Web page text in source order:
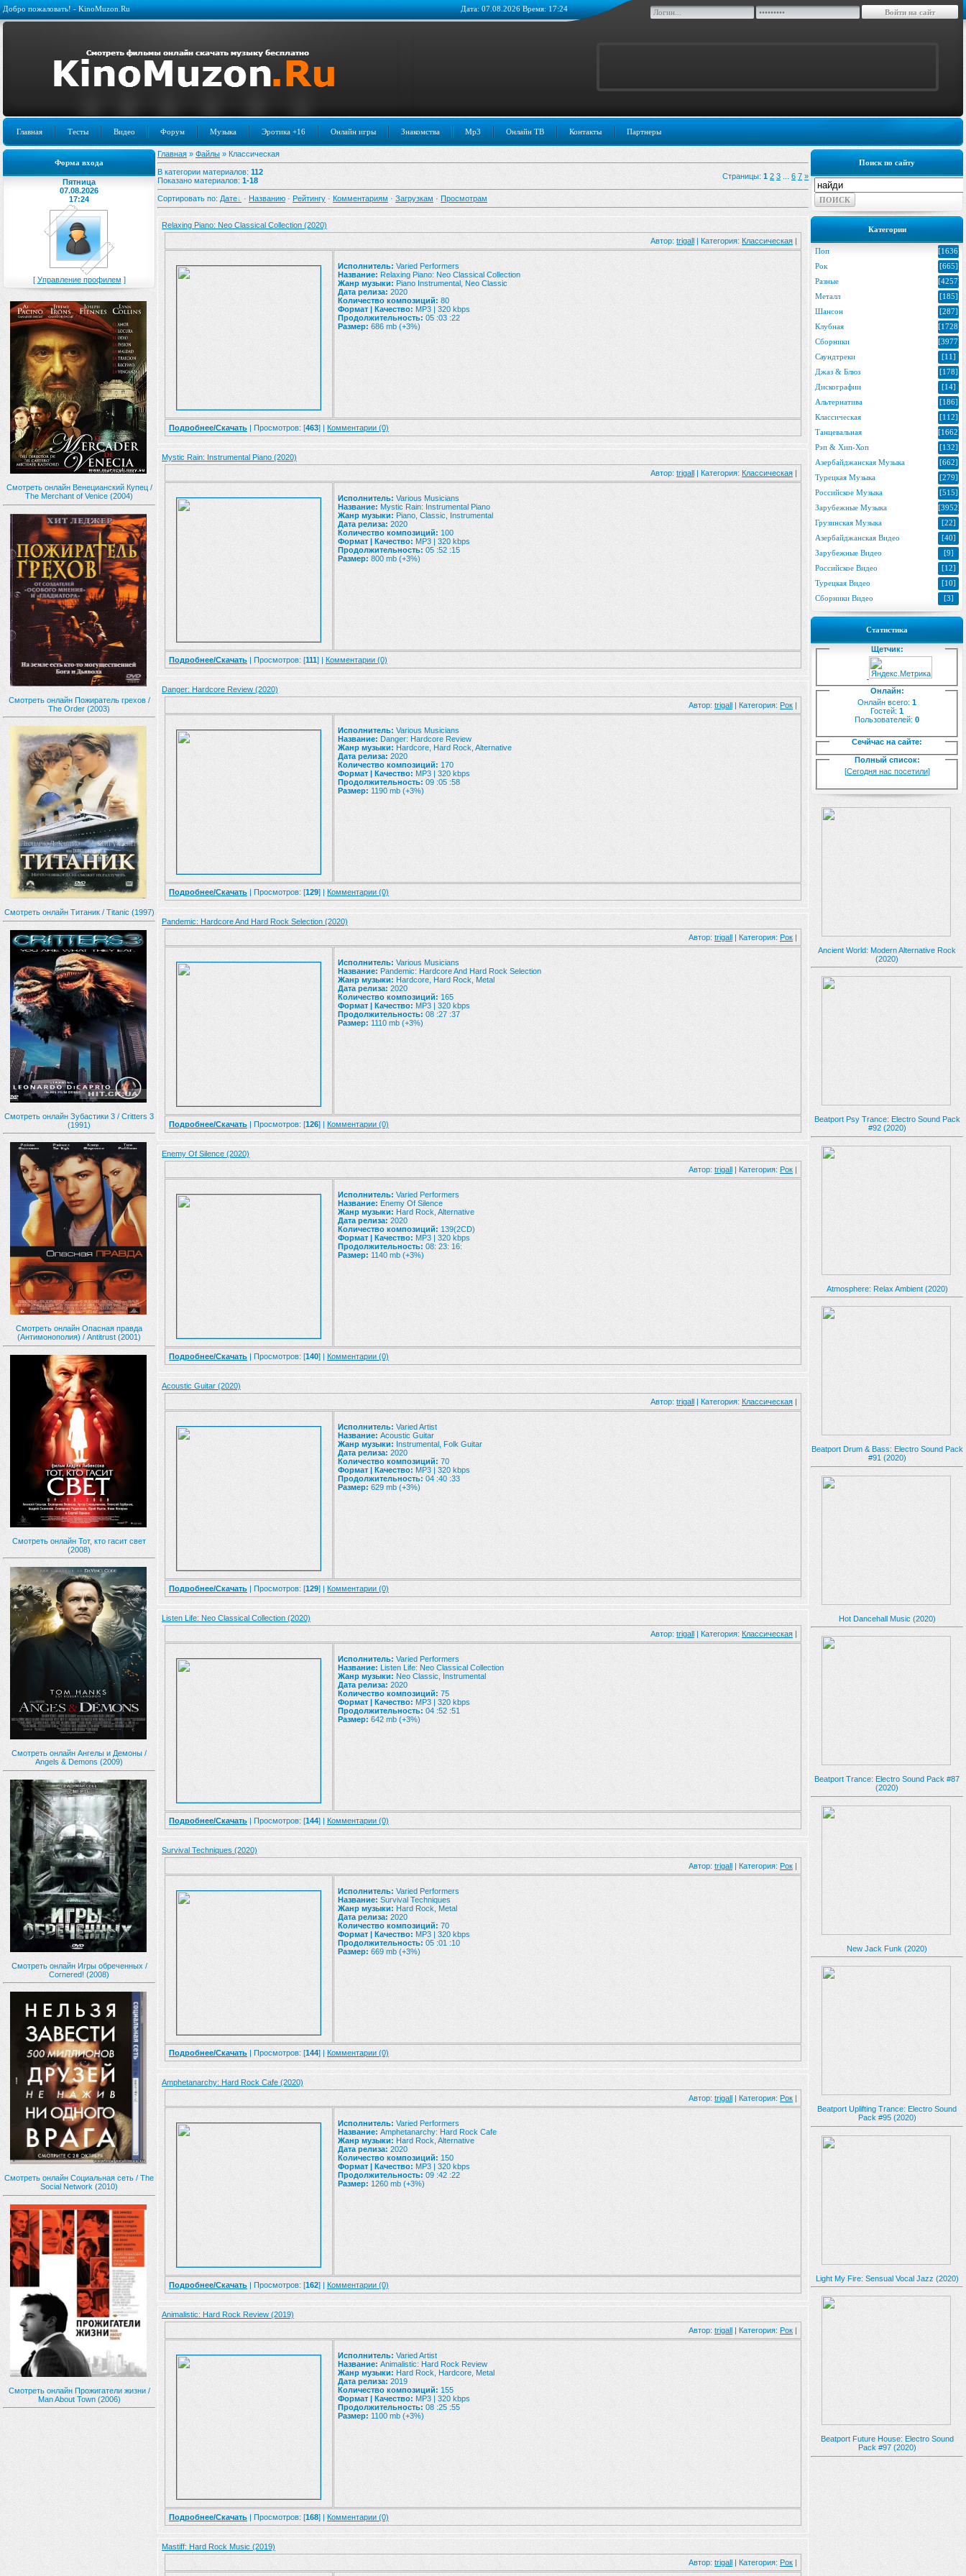
Дата: 07.08.2026 Время: 17:24
Добро пожаловать! - KinoMuzon.Ru
Главная Тесты Видео Форум Музыка Эротика +16 Онлайн игры Знакомства Mp3 Онлайн ТВ Контакты Партнеры
Форма входа
Пятница
07.08.2026
17:24
[ Управление профилем ]
Смотреть онлайн Венецианский Купец /
The Merchant of Venice (2004)
Смотреть онлайн Пожиратель грехов /
The Order (2003)
Смотреть онлайн Титаник / Titanic (1997)
Смотреть онлайн Зубастики 3 / Critters 3
(1991)
Смотреть онлайн Опасная правда
(Антимонополия) / Antitrust (2001)
Смотреть онлайн Тот, кто гасит свет
(2008)
Смотреть онлайн Ангелы и Демоны /
Angels & Demons (2009)
Смотреть онлайн Игры обреченных /
Cornered! (2008)
Смотреть онлайн Социальная сеть / The
Social Network (2010)
Смотреть онлайн Прожигатели жизни /
Man About Town (2006)
Поиск по сайту
Категории
Поп
[1636]
Рок
[665]
Разные
[4257]
Металл
[185]
Шансон
[287]
Клубная
[1728]
Сборники
[3977]
Саундтреки
[11]
Джаз & Блюз
[178]
Дискографии
[14]
Альтернатива
[186]
Классическая
[112]
Танцевальная
[1662]
Рэп & Хип-Хоп
[132]
Азербайджанская Музыка
[662]
Турецкая Музыка
[279]
Российское Музыка
[515]
Зарубежные Музыка
[3952]
Грузинская Музыка
[22]
Азербайджанская Видео
[40]
Зарубежные Видео
[9]
Российское Видео
[12]
Турецкая Видео
[10]
Сборники Видео
[3]
Статистика
Щетчик:
Онлайн:
Онлайн всего: 1
Гостей: 1
Пользователей: 0
Сечйчас на сайте:
Полный список:
[Сегодня нас посетили]
Ancient World: Modern Alternative Rock
(2020)
Beatport Psy Trance: Electro Sound Pack
#92 (2020)
Atmosphere: Relax Ambient (2020)
Beatport Drum & Bass: Electro Sound Pack
#91 (2020)
Hot Dancehall Music (2020)
Beatport Trance: Electro Sound Pack #87
(2020)
New Jack Funk (2020)
Beatport Uplifting Trance: Electro Sound
Pack #95 (2020)
Light My Fire: Sensual Vocal Jazz (2020)
Beatport Future House: Electro Sound
Pack #97 (2020)
Главная » Файлы » Классическая
В категории материалов: 112
Показано материалов: 1-18 Страницы: 1 2 3 6 7 »
Сортировать по: Дате · Названию · Рейтингу · Комментариям · Загрузкам · Просмотрам
Relaxing Piano: Neo Classical Collection (2020)
Автор: trigall | Категория: Классическая |
Исполнитель: Varied Performers
Название: Relaxing Piano: Neo Classical Collection
Жанр музыки: Piano Instrumental, Neo Classic
Дата релиза: 2020
Количество композиций: 80
Формат | Качество: MP3 | 320 kbps
Продолжительность: 05 :03 :22
Размер: 686 mb (+3%)
Подробнее/Скачать | Просмотров: [463] | Комментарии (0)
Mystic Rain: Instrumental Piano (2020)
Автор: trigall | Категория: Классическая |
Исполнитель: Various Musicians
Название: Mystic Rain: Instrumental Piano
Жанр музыки: Piano, Classic, Instrumental
Дата релиза: 2020
Количество композиций: 100
Формат | Качество: MP3 | 320 kbps
Продолжительность: 05 :52 :15
Размер: 800 mb (+3%)
Подробнее/Скачать | Просмотров: [111] | Комментарии (0)
Danger: Hardcore Review (2020)
Автор: trigall | Категория: Рок |
Исполнитель: Various Musicians
Название: Danger: Hardcore Review
Жанр музыки: Hardcore, Hard Rock, Alternative
Дата релиза: 2020
Количество композиций: 170
Формат | Качество: MP3 | 320 kbps
Продолжительность: 09 :05 :58
Размер: 1190 mb (+3%)
Подробнее/Скачать | Просмотров: [129] | Комментарии (0)
Pandemic: Hardcore And Hard Rock Selection (2020)
Автор: trigall | Категория: Рок |
Исполнитель: Various Musicians
Название: Pandemic: Hardcore And Hard Rock Selection
Жанр музыки: Hardcore, Hard Rock, Metal
Дата релиза: 2020
Количество композиций: 165
Формат | Качество: MP3 | 320 kbps
Продолжительность: 08 :27 :37
Размер: 1110 mb (+3%)
Подробнее/Скачать | Просмотров: [126] | Комментарии (0)
Enemy Of Silence (2020)
Автор: trigall | Категория: Рок |
Исполнитель: Varied Performers
Название: Enemy Of Silence
Жанр музыки: Hard Rock, Alternative
Дата релиза: 2020
Количество композиций: 139(2CD)
Формат | Качество: MP3 | 320 kbps
Продолжительность: 08: 23: 16:
Размер: 1140 mb (+3%)
Подробнее/Скачать | Просмотров: [140] | Комментарии (0)
Acoustic Guitar (2020)
Автор: trigall | Категория: Классическая |
Исполнитель: Varied Artist
Название: Acoustic Guitar
Жанр музыки: Instrumental, Folk Guitar
Дата релиза: 2020
Количество композиций: 70
Формат | Качество: MP3 | 320 kbps
Продолжительность: 04 :40 :33
Размер: 629 mb (+3%)
Подробнее/Скачать | Просмотров: [129] | Комментарии (0)
Listen Life: Neo Classical Collection (2020)
Автор: trigall | Категория: Классическая |
Исполнитель: Varied Performers
Название: Listen Life: Neo Classical Collection
Жанр музыки: Neo Classic, Instrumental
Дата релиза: 2020
Количество композиций: 75
Формат | Качество: MP3 | 320 kbps
Продолжительность: 04 :52 :51
Размер: 642 mb (+3%)
Подробнее/Скачать | Просмотров: [144] | Комментарии (0)
Survival Techniques (2020)
Автор: trigall | Категория: Рок |
Исполнитель: Varied Performers
Название: Survival Techniques
Жанр музыки: Hard Rock, Metal
Дата релиза: 2020
Количество композиций: 70
Формат | Качество: MP3 | 320 kbps
Продолжительность: 05 :01 :10
Размер: 669 mb (+3%)
Подробнее/Скачать | Просмотров: [144] | Комментарии (0)
Amphetanarchy: Hard Rock Cafe (2020)
Автор: trigall | Категория: Рок |
Исполнитель: Varied Performers
Название: Amphetanarchy: Hard Rock Cafe
Жанр музыки: Hard Rock, Alternative
Дата релиза: 2020
Количество композиций: 150
Формат | Качество: MP3 | 320 kbps
Продолжительность: 09 :42 :22
Размер: 1260 mb (+3%)
Подробнее/Скачать | Просмотров: [162] | Комментарии (0)
Animalistic: Hard Rock Review (2019)
Автор: trigall | Категория: Рок |
Исполнитель: Varied Artist
Название: Animalistic: Hard Rock Review
Жанр музыки: Hard Rock, Hardcore, Metal
Дата релиза: 2019
Количество композиций: 155
Формат | Качество: MP3 | 320 kbps
Продолжительность: 08 :25 :55
Размер: 1100 mb (+3%)
Подробнее/Скачать | Просмотров: [168] | Комментарии (0)
Mastiff: Hard Rock Music (2019)
Автор: trigall | Категория: Рок |